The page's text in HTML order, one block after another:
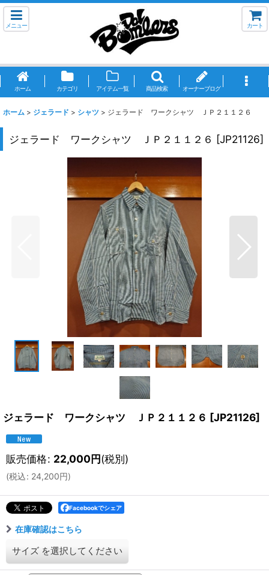
メニュー カート
ホーム カテゴリ アイテム一覧 商品検索 オーナーブログ
ホーム > ジェラード > シャツ > ジェラード ワークシャツ ＪＰ２１１２６
ジェラード ワークシャツ ＪＰ２１１２６ [JP21126]
ジェラード ワークシャツ ＪＰ２１１２６ [JP21126]
販売価格: 22,000円(税別)
(税込: 24,200円)
Facebookでシェア
在庫確認はこちら
サイズ を選択してください